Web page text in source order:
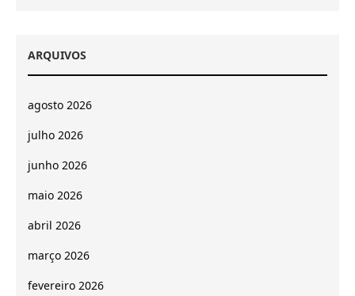
ARQUIVOS
agosto 2026
julho 2026
junho 2026
maio 2026
abril 2026
março 2026
fevereiro 2026